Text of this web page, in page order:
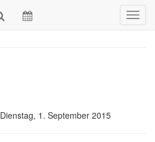
Dienstag, 1. September 2015